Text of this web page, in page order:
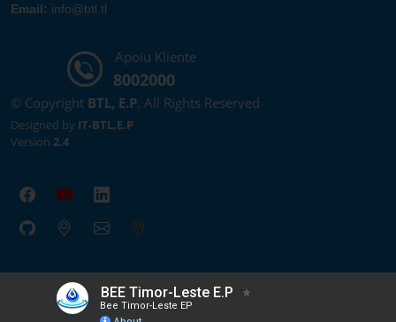
Email: info@btl.tl
Apoiu Kliente
8002000
© Copyright BTL, E.P. All Rights Reserved
Designed by IT-BTL,E.P
Version 2.4